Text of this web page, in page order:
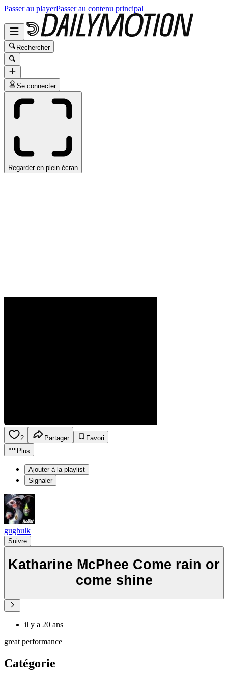
Passer au playerPasser au contenu principal
Rechercher
Se connecter
Regarder en plein écran
2 Partager
Favori
Plus
Ajouter à la playlist
Signaler
gughulk
Suivre
Katharine McPhee Come rain or
come shine
il y a 20 ans
great performance
Catégorie